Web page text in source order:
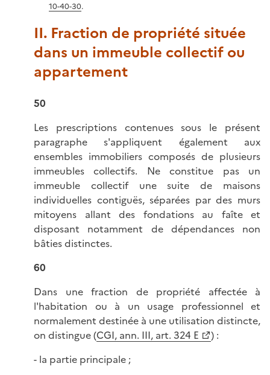
10-40-30.
II. Fraction de propriété située
dans un immeuble collectif ou
appartement
50
Les prescriptions contenues sous le présent
paragraphe s'appliquent également aux
ensembles immobiliers composés de plusieurs
immeubles collectifs. Ne constitue pas un
immeuble collectif une suite de maisons
individuelles contiguës, séparées par des murs
mitoyens allant des fondations au faîte et
disposant notamment de dépendances non
bâties distinctes.
60
Dans une fraction de propriété affectée à
l'habitation ou à un usage professionnel et
normalement destinée à une utilisation distincte,
on distingue (CGI, ann. III, art. 324 E
) :
- la partie principale ;